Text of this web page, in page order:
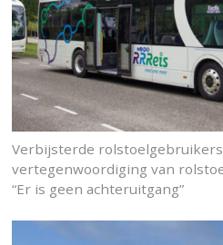
Verbijsterde rolstoelgebruikers
vertegenwoordiging van
“Er is geen achteruitgang”